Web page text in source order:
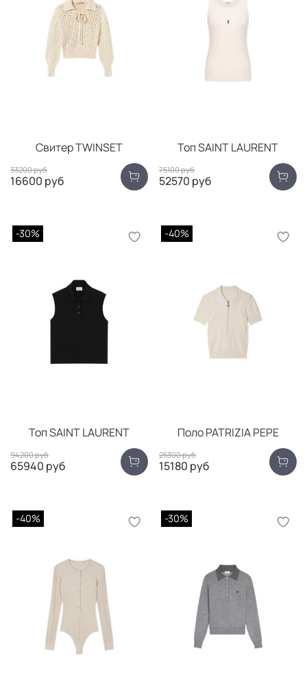
Свитер TWINSET
33200 руб
16600 руб
Топ SAINT LAURENT
75100 руб
52570 руб
-30%
Топ SAINT LAURENT
94200 руб
65940 руб
-40%
Поло PATRIZIA PEPE
25300 руб
15180 руб
-40% -30%